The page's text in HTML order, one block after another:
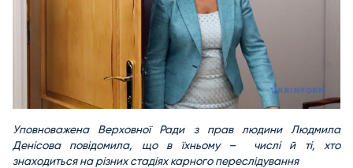
Уповноважена Верховної Ради з прав людини Людмила
Денісова повідомила, що в їхньому – числі й ті, хто
знаходиться на різних стадіях карного переслідування